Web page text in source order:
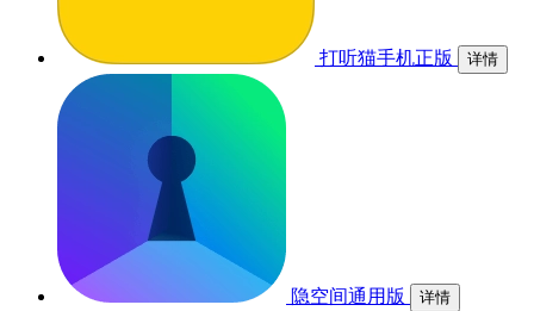
打听猫手机正版 详情
隐空间通用版 详情